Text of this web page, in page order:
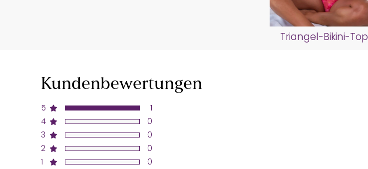
Triangel-Bikini-Top
Kundenbewertungen
5
4
3
2
1
1
0
0
0
0